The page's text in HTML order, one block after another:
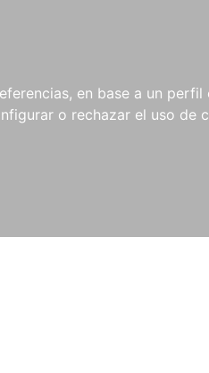
en base a un
o rechazar el uso de
NOVEDADES NOTICIAS